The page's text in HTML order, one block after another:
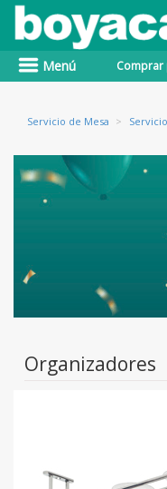
Menú Comprar
Servicio de Mesa >
Organizadores